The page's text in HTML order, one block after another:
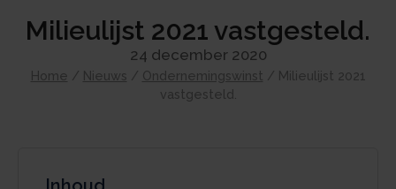
Milieulijst 2021 vastgesteld.
24 december 2020
Home / Nieuws / Ondernemingswinst / Milieulijst 2021
vastgesteld.